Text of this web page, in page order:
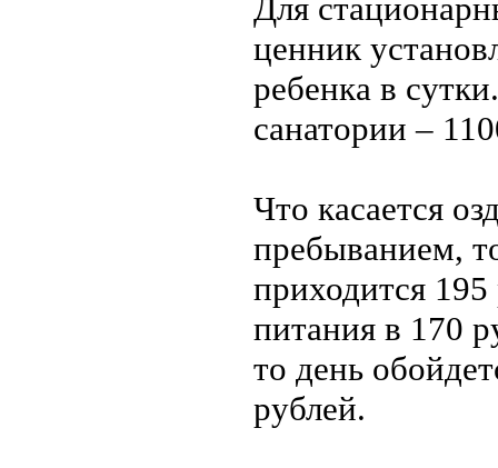
Для
ценник
ребенка в
санатории –
Что касается
пребыванием,
приходится
питания в 170
то день
рублей.